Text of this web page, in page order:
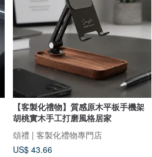
【客製化禮物】質感原木平板手機架
胡桃實木手工打磨風格居家
頌禮 | 客製化禮物專門店
US$ 43.66